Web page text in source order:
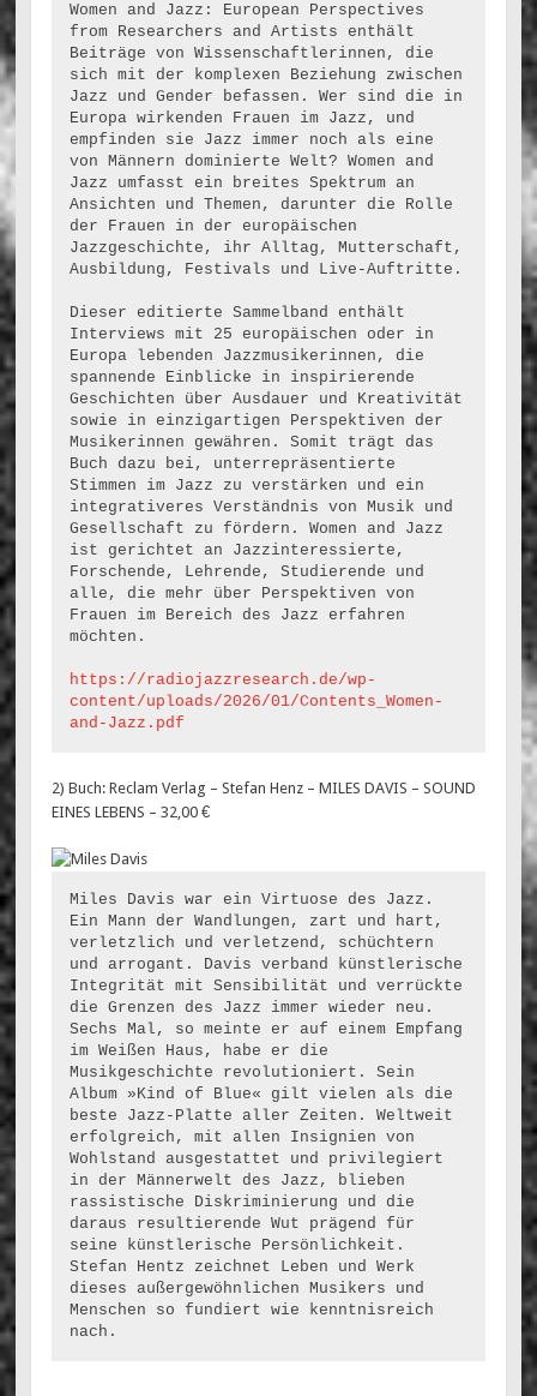
Women and Jazz: European Perspectives
from Researchers and Artists enthält
Beiträge von Wissenschaftlerinnen, die
sich mit der komplexen Beziehung zwischen
Jazz und Gender befassen. Wer sind die in
Europa wirkenden Frauen im Jazz, und
empfinden sie Jazz immer noch als eine
von Männern dominierte Welt? Women and
Jazz umfasst ein breites Spektrum an
Ansichten und Themen, darunter die Rolle
der Frauen in der europäischen
Jazzgeschichte, ihr Alltag, Mutterschaft,
Ausbildung, Festivals und Live-Auftritte.
Dieser editierte Sammelband enthält
Interviews mit 25 europäischen oder in
Europa lebenden Jazzmusikerinnen, die
spannende Einblicke in inspirierende
Geschichten über Ausdauer und Kreativität
sowie in einzigartigen Perspektiven der
Musikerinnen gewähren. Somit trägt das
Buch dazu bei, unterrepräsentierte
Stimmen im Jazz zu verstärken und ein
integrativeres Verständnis von Musik und
Gesellschaft zu fördern. Women and Jazz
ist gerichtet an Jazzinteressierte,
Forschende, Lehrende, Studierende und
alle, die mehr über Perspektiven von
Frauen im Bereich des Jazz erfahren
möchten.
https://radiojazzresearch.de/wp-
content/uploads/2026/01/Contents_Women-
and-Jazz.pdf
2) Buch: Reclam Verlag – Stefan Henz – MILES DAVIS – SOUND
EINES LEBENS – 32,00 €
Miles Davis war ein Virtuose des Jazz.
Ein Mann der Wandlungen, zart und hart,
verletzlich und verletzend, schüchtern
und arrogant. Davis verband künstlerische
Integrität mit Sensibilität und verrückte
die Grenzen des Jazz immer wieder neu.
Sechs Mal, so meinte er auf einem Empfang
im Weißen Haus, habe er die
Musikgeschichte revolutioniert. Sein
Album »Kind of Blue« gilt vielen als die
beste Jazz-Platte aller Zeiten. Weltweit
erfolgreich, mit allen Insignien von
Wohlstand ausgestattet und privilegiert
in der Männerwelt des Jazz, blieben
rassistische Diskriminierung und die
daraus resultierende Wut prägend für
seine künstlerische Persönlichkeit.
Stefan Hentz zeichnet Leben und Werk
dieses außergewöhnlichen Musikers und
Menschen so fundiert wie kenntnisreich
nach.